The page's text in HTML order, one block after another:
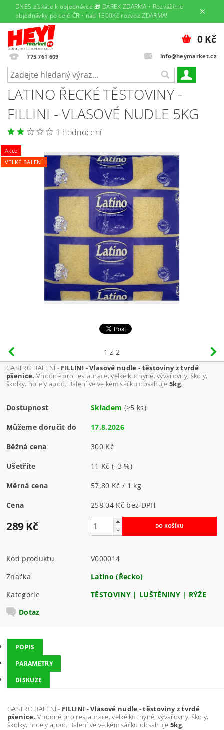
DNES získáte k objednávce 🎁 DÁREK ZDARMA • Rozvážíme
objednávky po celé ČR • nad 1500Kč rozvoz ZDARMA!
775 761 609 info@heymarket.cz
0 Kč
LATINO ŘECKÉ TĚSTOVINY -
FILLINI - VLASOVÉ NUDLE 5KG
1 hodnocení
Akce
VELKÉ BALENÍ
1 z 2
GASTRO BALENÍ -FILLINI - Vlasové nudle - těstoviny z tvrdé
pšenice. Vhodné pro restaurace, velké kuchyně, vývařovny, školy,
školky, hotely apod. Balení ve velkém sáčku obsahuje5kg.
Dostupnost Skladem (>5 ks)
Můžeme doručit do 17.8.2026
Běžná cena 300 Kč
Ušetříte 11 Kč(–3 %)
Měrná cena 57,80 Kč / 1 kg
Cena 258,04 Kč bez DPH
289 Kč
Kód produktu
V000014
Značka
Latino (Řecko)
Kategorie
TĚSTOVINY | LUŠTĚNINY | RÝŽE
Dotaz
POPIS
PARAMETRY
DISKUZE
GASTRO BALENÍ - FILLINI - Vlasové nudle - těstoviny z tvrdé
pšenice. Vhodné pro restaurace, velké kuchyně, vývařovny, školy,
školky, hotely apod. Balení ve velkém sáčku obsahuje 5kg.